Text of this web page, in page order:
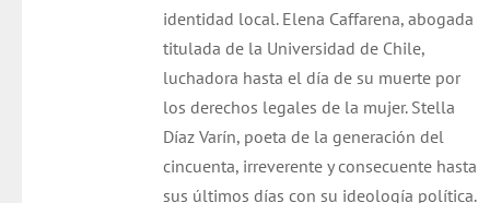
identidad local. Elena Caffarena, abogada
titulada de la Universidad de Chile,
luchadora hasta el día de su muerte por
los derechos legales de la mujer. Stella
Díaz Varín, poeta de la generación del
cincuenta, irreverente y consecuente hasta
sus últimos días con su ideología política.